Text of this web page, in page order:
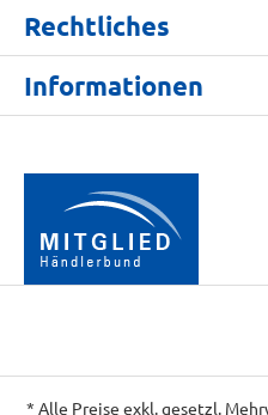
Rechtliches
Informationen
* Alle Preise exkl. gesetzl.